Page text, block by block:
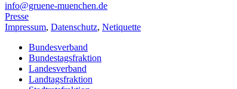
info@gruene-muenchen.de
Presse
Impressum, Datenschutz, Netiquette
Bundesverband
Bundestagsfraktion
Landesverband
Landtagsfraktion